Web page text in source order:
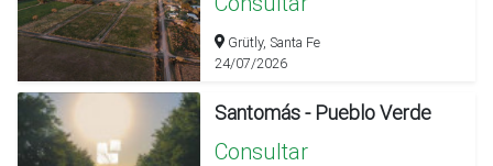
Grütly, Santa Fe
24/07/2026
Santomás - Pueblo Verde
Consultar